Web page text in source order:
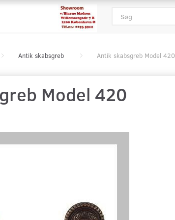
Antik skabsgreb Antik skabsgreb Model 420
Model 420